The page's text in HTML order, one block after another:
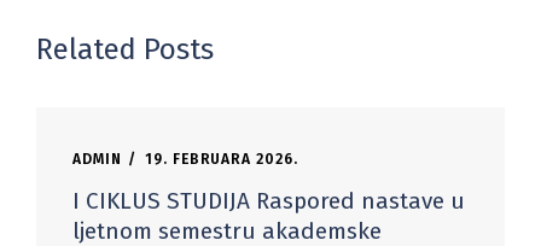
Related Posts
ADMIN 19. FEBRUARA 2026.
I CIKLUS STUDIJA Raspored nastave u
ljetnom semestru akademske